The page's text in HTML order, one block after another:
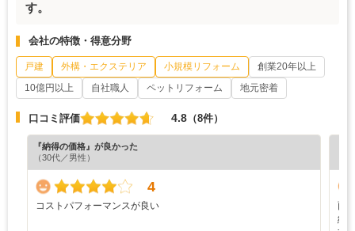
す。
会社の特徴・得意分野
戸建 外構・エクステリア 小規模リフォーム
創業20年以上
10億円以上
自社職人 ペットリフォーム 地元密着
口コミ評価 4.8 （8件）
『納得の価格』が良かった
（30代／男性）
4
コストパフォーマンスが良い
雨
納